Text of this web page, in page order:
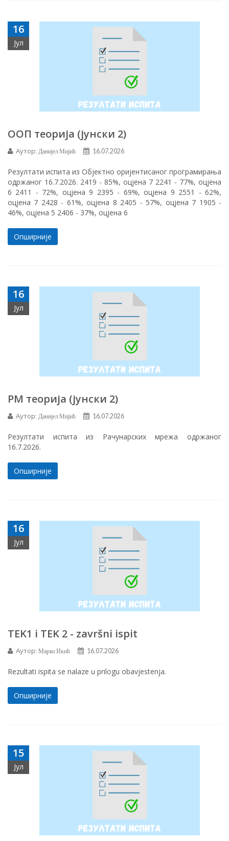
16
Јул
ООП теорија (јунски 2)
Аутор: Данијел Мијић 16.07.2026
Резултати испита из Објектно оријентисаног програмирања
одржаног 16.7.2026. 2419 - 85%, оцјена 7 2241 - 77%, оцјена
6 2411 - 72%, оцјена 9 2395 - 69%, оцјена 9 2551 - 62%,
оцјена 7 2428 - 61%, оцјена 8 2405 - 57%, оцјена 7 1905 -
46%, оцјена 5 2406 - 37%, оцјена 6
Опширније
16
Јул
РМ теорија (јунски 2)
Аутор: Данијел Мијић 16.07.2026
Резултати испита из Рачунарских мрежа одржаног
16.7.2026.
Опширније
16
Јул
TEK1 i TEK 2 - završni ispit
Аутор: Марко Икић 16.07.2026
Rezultati ispita se nalaze u prilogu obavjestenja.
Опширније
15
Јул